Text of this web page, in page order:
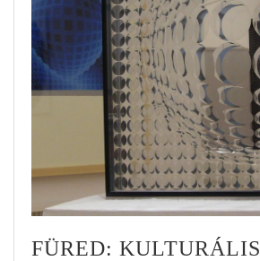
FÜRED: KULTURÁLIS